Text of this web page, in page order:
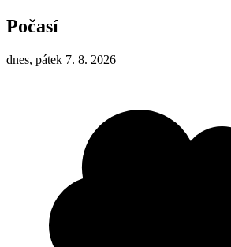
Počasí
dnes, pátek 7. 8. 2026